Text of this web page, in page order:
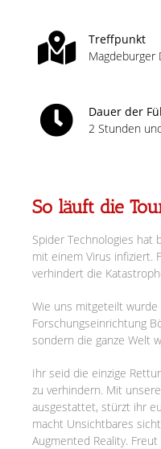
Treffpunkt
Magdeburger
Dauer der
2 Stunden
So läuft die
Spider Technologies hat
mit einem Virus infiziert.
verhindert die
Wie uns mitgeteilt
Forschungseinrichtung
sondern die ganze Welt
Ihr seid die einzige
zu verhindern. Mit
ausgestattet, stürzt ihr
macht Unsichtbares
Augmented Reality.